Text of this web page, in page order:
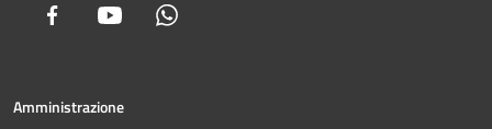
Facebook Youtube
Amministrazione